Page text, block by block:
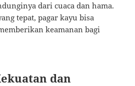
dari cuaca dan hama.
tepat, pagar kayu bisa
keamanan bagi
dan